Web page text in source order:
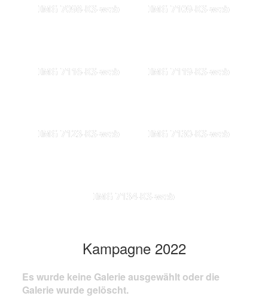
IMG 7098-KS-web IMG 7109-KS-web
IMG 7116-KS-web IMG 7119-KS-web
IMG 7123-KS-web IMG 7130-KS-web
IMG 7134-KS-web
Kampagne 2022
Es wurde keine Galerie ausgewählt oder die
Galerie wurde gelöscht.